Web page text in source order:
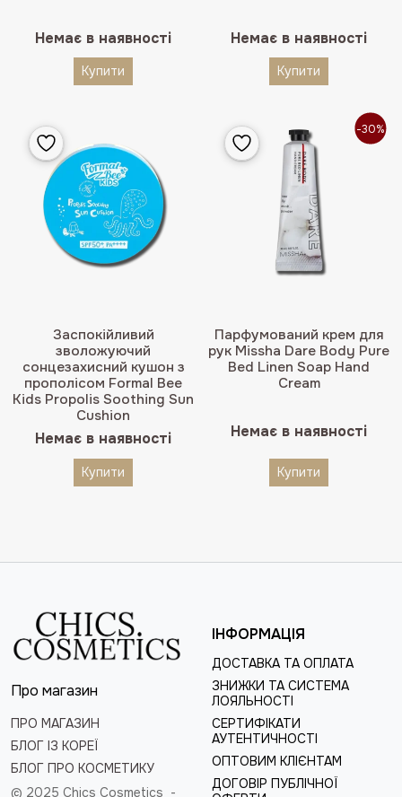
Немає в наявності
Купити
Немає в наявності
Купити
Заспокійливий
зволожуючий
сонцезахисний кушон з
прополісом Formal Bee
Kids Propolis Soothing Sun
Cushion
Немає в наявності
Купити
-30%
Парфумований крем для
рук Missha Dare Body Pure
Bed Linen Soap Hand
Cream
Немає в наявності
Купити
Про магазин
ПРО МАГАЗИН
БЛОГ ІЗ КОРЕЇ
БЛОГ ПРО КОСМЕТИКУ
© 2025 Chics Cosmetics -
ІНФОРМАЦІЯ
ДОСТАВКА ТА ОПЛАТА
ЗНИЖКИ ТА СИСТЕМА
ЛОЯЛЬНОСТІ
СЕРТИФІКАТИ
АУТЕНТИЧНОСТІ
ОПТОВИМ КЛІЄНТАМ
ДОГОВІР ПУБЛІЧНОЇ